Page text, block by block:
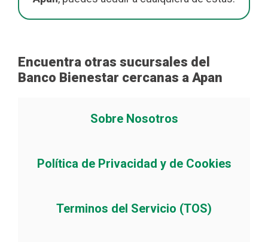
Encuentra otras sucursales del
Banco Bienestar cercanas a Apan
Sobre Nosotros
Política de Privacidad y de Cookies
Terminos del Servicio (TOS)